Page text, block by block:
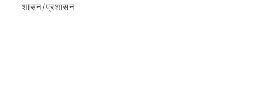
शासन/प्रशासन